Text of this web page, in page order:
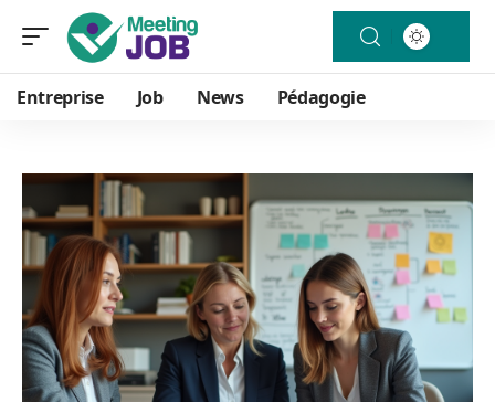
Entreprise Job News Pédagogie